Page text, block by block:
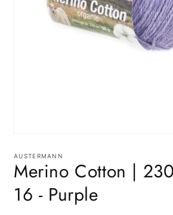
1
in
modal
AUSTERMANN
Merino Cotton |
16 - Purple